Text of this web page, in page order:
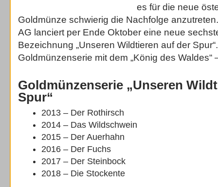
es für die neue
Goldmünze schwierig die Nachfolge
AG lanciert per Ende Oktober eine neue
Bezeichnung „Unseren Wildtieren auf der
Goldmünzenserie mit dem „König des Waldes“
Goldmünzenserie „Unseren
Spur“
2013 – Der Rothirsch
2014 – Das Wildschwein
2015 – Der Auerhahn
2016 – Der Fuchs
2017 – Der Steinbock
2018 – Die Stockente